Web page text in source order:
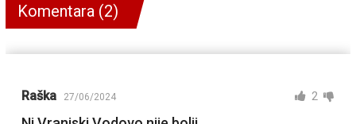
Komentara (2)
Raška 27/06/2024 2